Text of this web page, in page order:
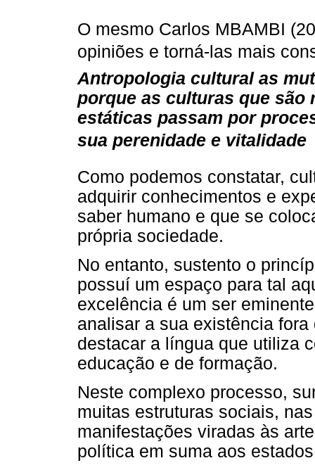
O mesmo Carlos MBAMBI
opiniões e torná-las mais
Antropologia cultural as
porque as culturas que são
estáticas passam por
sua perenidade e vitalidade
Como podemos constatar,
adquirir conhecimentos e
saber humano e que se
própria sociedade.
No entanto, sustento o
possuí um espaço para tal
excelência é um ser
analisar a sua existência
destacar a língua que utiliza
educação e de formação.
Neste complexo processo,
muitas estruturas sociais,
manifestações viradas às
política em suma aos